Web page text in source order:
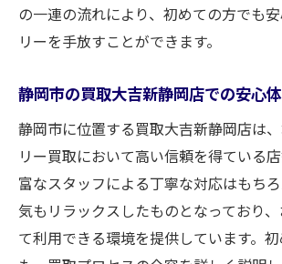
の一連の流れにより、初めての方でも
リーを手放すことができます。
静岡市の買取大吉新静岡店での安心
静岡市に位置する買取大吉新静岡店は
リー買取において高い信頼を得ている
富なスタッフによる丁寧な対応はもち
気もリラックスしたものとなっており
て利用できる環境を提供しています。